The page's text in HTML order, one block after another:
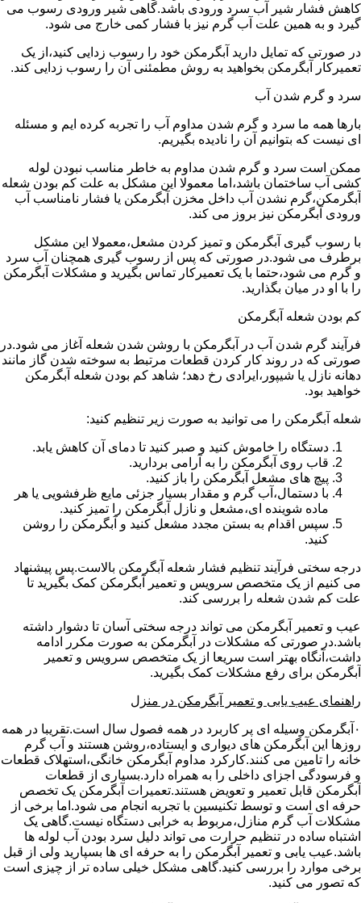
کاهش فشار شیر آب سرد ورودی باشد.گاهی شیر ورودی رسوب می
گیرد و به همین علت آب گرم نیز با فشار کمی خارج می شود.
در صورتی که تمایل دارید آبگرمکن خود را رسوب زدایی کنید،از یک
تعمیرکار آبگرمکن بخواهید به روش مطمئنی آن را رسوب زدایی کند.
سرد و گرم شدن آب
بارها همه ما سرد و گرم شدن مداوم آب را تجربه کرده ایم و مسئله
ای نیست که بتوانیم آن را نادیده بگیریم.
ممکن است سرد و گرم شدن مداوم به خاطر مناسب نبودن لوله
کشی آب ساختمان باشد،اما معمولا این مشکل به علت کم بودن شعله
آبگرمکن،گرم نشدن آب داخل مخزن آبگرمکن یا فشار نامناسب آب
ورودی آبگرمکن نیز بروز می کند.
با رسوب گیری آبگرمکن و تمیز کردن مشعل،معمولا این مشکل
برطرف می شود.در صورتی که پس از رسوب گیری همچنان آب سرد
و گرم می شود،حتما با یک تعمیرکار تماس بگیرید و مشکلات آبگرمکن
را با او در میان بگذارید.
کم بودن شعله آبگرمکن
فرآیند گرم شدن آب در آبگرمکن با روشن شدن شعله آغاز می شود.در
صورتی که در روند کار کردن قطعات مرتبط به سوخته شدن گاز مانند
دهانه نازل یا شیپور،ایرادی رخ دهد؛ شاهد کم بودن شعله آبگرمکن
خواهید بود.
شعله آبگرمکن را می توانید به صورت زیر تنظیم کنید:
دستگاه را خاموش کنید و صبر کنید تا دمای آن کاهش یابد.
قاب روی آبگرمکن را به آرامی بردارید.
پیچ های مشعل آبگرمکن را باز کنید.
با دستمال،آب گرم و مقدار بسیار جزئی مایع ظرفشویی یا هر
ماده شوینده ای،مشعل و نازل آبگرمکن را تمیز کنید.
سپس اقدام به بستن مجدد مشعل کنید و آبگرمکن را روشن
کنید.
درجه سختی فرآیند تنظیم فشار شعله آبگرمکن بالاست.پس پیشنهاد
می کنیم از یک متخصص سرویس و تعمیر آبگرمکن کمک بگیرید تا
علت کم شدن شعله را بررسی کند.
عیب و تعمیر آبگرمکن می تواند درجه سختی آسان تا دشوار داشته
باشد.در صورتی که مشکلات در آبگرمکن به صورت مکرر ادامه
داشت،آنگاه بهتر است سریعا از یک متخصص سرویس و تعمیر
آبگرمکن برای رفع مشکلات کمک بگیرید.
راهنمای عیب یابی و تعمیر آبگرمکن در منزل
۰آبگرمکن وسیله ای پر کاربرد در همه فصول سال است.تقریبا در همه
روزها این آبگرمکن های دیواری و ایستاده،روشن هستند و آب گرم
خانه را تامین می کنند.کارکرد مداوم آبگرمکن خانگی،استهلاک قطعات
و فرسودگی اجزای داخلی را به همراه دارد.بسیاری از قطعات
آبگرمکن قابل تعمیر و تعویض هستند.تعمیرات آبگرمکن یک تخصص
حرفه ای است و توسط تکنیسین با تجربه انجام می شود.اما برخی از
مشکلات آب گرم منازل،مربوط به خرابی دستگاه نیست.گاهی یک
اشتباه ساده در تنظیم حرارت می تواند دلیل سرد بودن آب لوله ها
باشد.عیب یابی و تعمیر آبگرمکن را به حرفه ای ها بسپارید ولی از قبل
برخی موارد را بررسی کنید.گاهی مشکل خیلی ساده تر از چیزی است
که تصور می کنید.